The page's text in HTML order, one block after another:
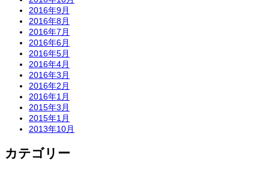
2016年9月
2016年8月
2016年7月
2016年6月
2016年5月
2016年4月
2016年3月
2016年2月
2016年1月
2015年3月
2015年1月
2013年10月
カテゴリー